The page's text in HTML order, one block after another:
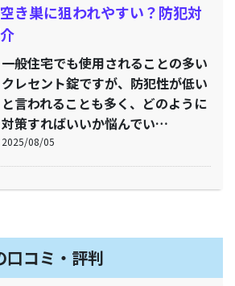
き巣に狙われやすい？防犯対
一般住宅でも使用されることの多い
クレセント錠ですが、防犯性が低い
と言われることも多く、どのように
対策すればいいか悩んでい…
2025/08/05
口コミ・評判